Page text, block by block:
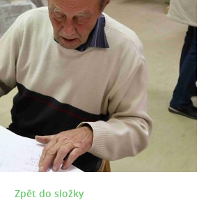
Zpět do složky